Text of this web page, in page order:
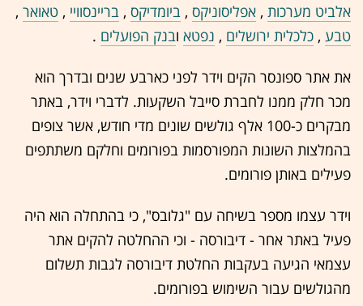
אלביט מערכות , אפליסוניקס , ביומדיקס , בריינסוויי , טאואר ,
טבע , כלכלית ירושלים , נפטא ובנק הפועלים .
את אתר ספונסר הקים וידר לפני כארבע שנים ובדרך הוא
מכר חלק ממנו לחברת סייבל השקעות. לדברי וידר, באתר
מבקרים כ-100 אלף גולשים שונים מדי חודש, אשר צופים
בהמלצות השונות המפורסמות בפורומים וחלקם משתתפים
פעילים באותן פורומים.
וידר עצמו מספר בשיחה עם "גלובס", כי בהתחלה הוא היה
פעיל באתר אחר - דיבורסה - וכי ההחלטה להקים אתר
עצמאי הגיעה בעקבות החלטת דיבורסה לגבות תשלום
מהגולשים עבור השימוש בפורומים.